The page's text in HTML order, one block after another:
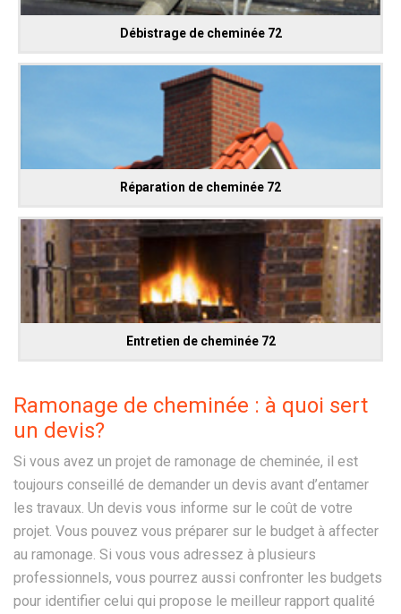
Débistrage de cheminée 72
Réparation de cheminée 72
Entretien de cheminée 72
Ramonage de cheminée : à quoi sert
un devis?
Si vous avez un projet de ramonage de cheminée, il est
toujours conseillé de demander un devis avant d’entamer
les travaux. Un devis vous informe sur le coût de votre
projet. Vous pouvez vous préparer sur le budget à affecter
au ramonage. Si vous vous adressez à plusieurs
professionnels, vous pourrez aussi confronter les budgets
pour identifier celui qui propose le meilleur rapport qualité